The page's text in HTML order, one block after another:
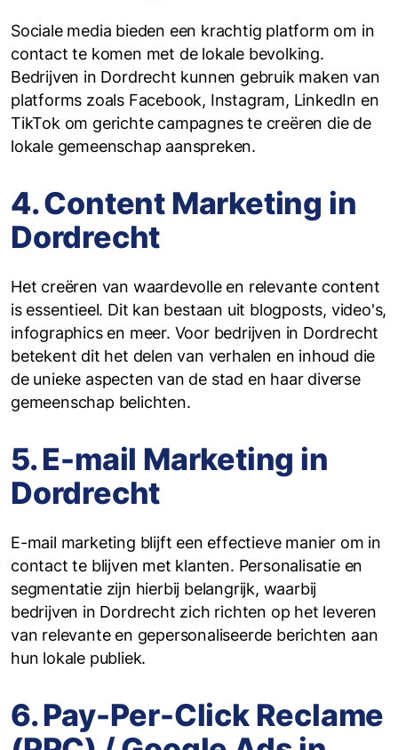
Sociale media bieden een krachtig platform om in
contact te komen met de lokale bevolking.
Bedrijven in Dordrecht kunnen gebruik maken van
platforms zoals Facebook, Instagram, LinkedIn en
TikTok om gerichte campagnes te creëren die de
lokale gemeenschap aanspreken.
4. Content Marketing in
Dordrecht
Het creëren van waardevolle en relevante content
is essentieel. Dit kan bestaan uit blogposts, video's,
infographics en meer. Voor bedrijven in Dordrecht
betekent dit het delen van verhalen en inhoud die
de unieke aspecten van de stad en haar diverse
gemeenschap belichten.
5. E-mail Marketing in
Dordrecht
E-mail marketing blijft een effectieve manier om in
contact te blijven met klanten. Personalisatie en
segmentatie zijn hierbij belangrijk, waarbij
bedrijven in Dordrecht zich richten op het leveren
van relevante en gepersonaliseerde berichten aan
hun lokale publiek.
6. Pay-Per-Click Reclame